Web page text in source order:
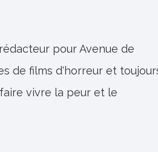
pour Avenue de
de films d'horreur et
vivre la peur et le